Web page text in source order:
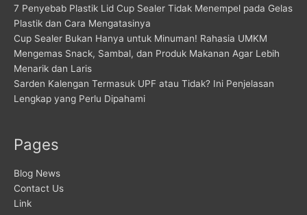
7 Penyebab Plastik Lid Cup Sealer Tidak Menempel pada Gelas
Plastik dan Cara Mengatasinya
Cup Sealer Bukan Hanya untuk Minuman! Rahasia UMKM
Mengemas Snack, Sambal, dan Produk Makanan Agar Lebih
Menarik dan Laris
Sarden Kalengan Termasuk UPF atau Tidak? Ini Penjelasan
Lengkap yang Perlu Dipahami
Pages
Blog News
Contact Us
Link